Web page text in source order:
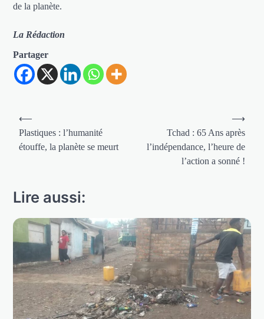
de la planète.
La Rédaction
Partager
Navigation
de
l’article
⟵
Plastiques : l’humanité
étouffe, la planète se meurt
Tchad : 65 Ans après
l’indépendance, l’heure de
l’action a sonné !
⟶
Lire aussi: